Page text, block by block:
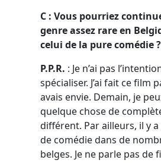
C : Vous pourriez
genre assez rare en
celui de la pure comédie ?
P.P.R. : Je n’ai pas
spécialiser. J’ai fait ce film
avais envie. Demain, je
quelque chose de
différent. Par ailleurs, il y
de comédie dans de
belges. Je ne parle pas de